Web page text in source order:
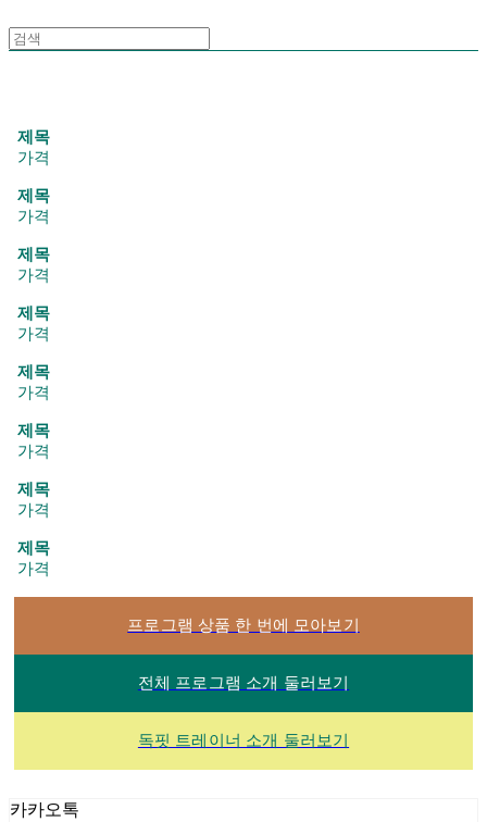
제목
가격
제목
가격
제목
가격
제목
가격
제목
가격
제목
가격
제목
가격
제목
가격
프로그램 상품 한 번에 모아보기
전체 프로그램 소개 둘러보기
독핏 트레이너 소개 둘러보기
카카오톡